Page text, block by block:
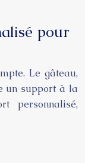
pour
Le gâteau,
un support à la
personnalisé,